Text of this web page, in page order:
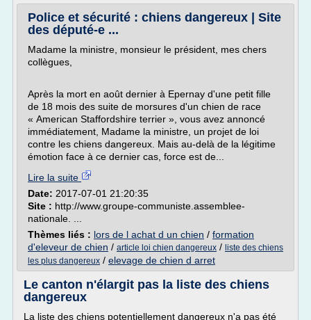
Police et sécurité : chiens dangereux | Site
des député-e ...
Madame la ministre, monsieur le président, mes chers
collègues,
Après la mort en août dernier à Epernay d'une petit fille
de 18 mois des suite de morsures d'un chien de race
« American Staffordshire terrier », vous avez annoncé
immédiatement, Madame la ministre, un projet de loi
contre les chiens dangereux. Mais au-delà de la légitime
émotion face à ce dernier cas, force est de...
Lire la suite
Date: 2017-07-01 21:20:35
Site : http://www.groupe-communiste.assemblee-
nationale. ...
Thèmes liés : lors de l achat d un chien / formation
d'eleveur de chien / article loi chien dangereux / liste des chiens
les plus dangereux / elevage de chien d arret
Le canton n'élargit pas la liste des chiens
dangereux
La liste des chiens potentiellement dangereux n'a pas été